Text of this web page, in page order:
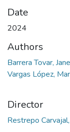
Date
2024
Authors
Barrera Tovar,
Vargas López,
Director
Restrepo